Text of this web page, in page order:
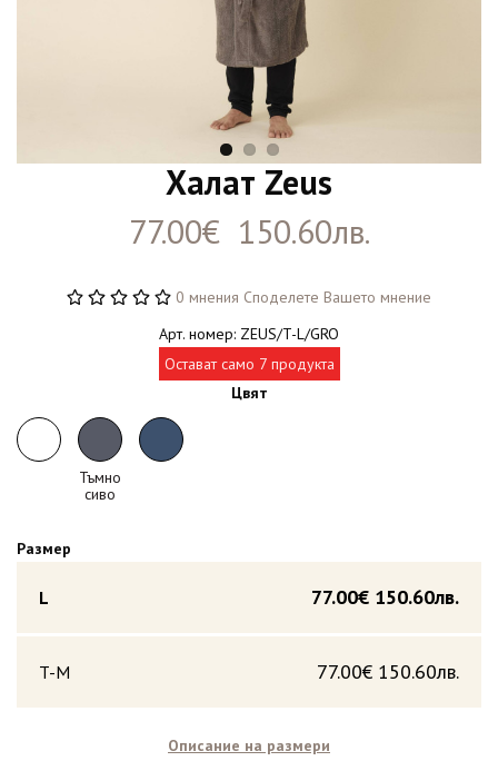
Халат Zeus
77.00€ 150.60лв.
0 мнения Споделете Вашето мнение
Арт. номер: ZEUS/T-L/GRO
Остават само 7 продукта
Цвят
Тъмно
сиво
Размер
L 150.60лв.
77.00€
T-M 150.60лв.
77.00€
Описание на размери